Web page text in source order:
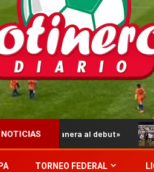
al debut» Comienzan los
TORNEO FEDERAL